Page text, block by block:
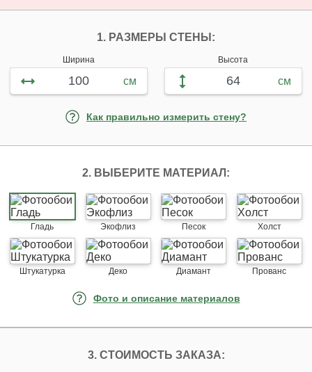
1. РАЗМЕРЫ СТЕНЫ:
Ширина
см
Высота
см
Как правильно измерить стену?
2. ВЫБЕРИТЕ МАТЕРИАЛ:
Гладь Экофлиз Песок Холст
Штукатурка Деко Диамант Прованс
Фото и описание материалов
3. СТОИМОСТЬ ЗАКАЗА: